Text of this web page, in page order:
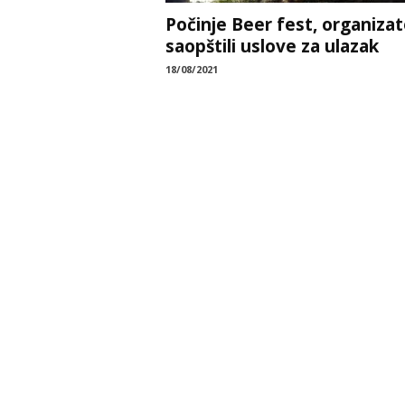
Počinje Beer fest,
saopštili uslove za ulazak
18/08/2021